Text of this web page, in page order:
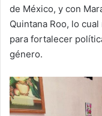
de México, y con
Quintana Roo, lo
para fortalecer
género.